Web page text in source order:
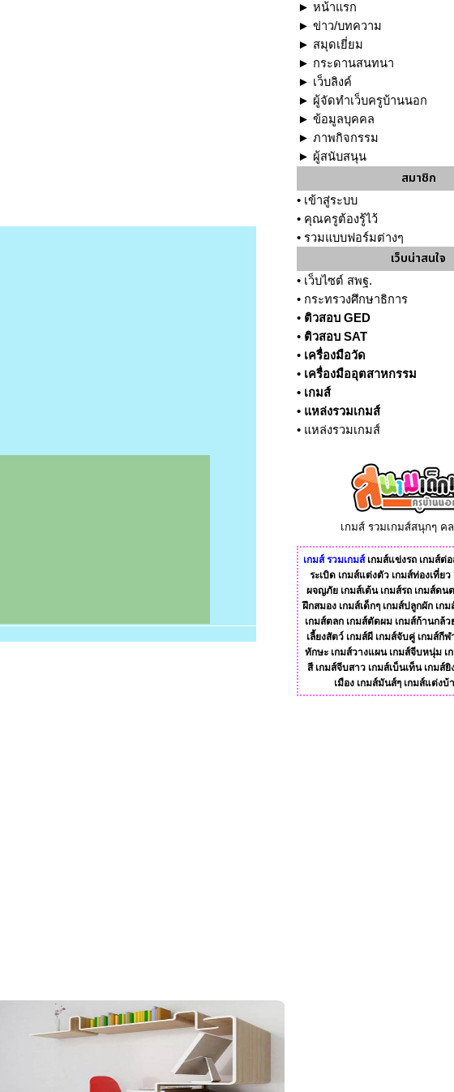
► หน้าแรก
► ข่าว/บทความ
► สมุดเยี่ยม
► กระดานสนทนา
► เว็บลิงค์
► ผู้จัดทำเว็บครูบ้านนอก
► ข้อมูลบุคคล
► ภาพกิจกรรม
► ผู้สนับสนุน
สมาชิก
• เข้าสู่ระบบ
• คุณครูต้องรู้ไว้
• รวมแบบฟอร์มต่างๆ
เว็บน่าสนใจ
• เว็บไซต์ สพฐ.
• กระทรวงศึกษาธิการ
• ติวสอบ GED
• ติวสอบ SAT
• เครื่องมือวัด
• เครื่องมืออุตสาหกรรม
• เกมส์
• แหล่งรวมเกมส์
• แหล่งรวมเกมส์
เกมส์ รวมเกมส์สนุกๆ ค
เกมส์ รวมเกมส์ เกมส์แข่งรถ เกมส์ต่อ
ระเบิด เกมส์แต่งตัว เกมส์ท่องเที่ยว
ผจญภัย เกมส์เต้น เกมส์รถ เกมส์ดน
ฝึกสมอง เกมส์เด็กๆ เกมส์ปลูกผัก เก
เกมส์ตลก เกมส์ตัดผม เกมส์ก้านกล้ว
เลี้ยงสัตว์ เกมส์ผี เกมส์จับคู่ เกมส์กีฬ
ทักษะ เกมส์วางแผน เกมส์จีบหนุ่ม เ
สี เกมส์จีบสาว เกมส์เบ็นเท็น เกมส์ยิ
เมือง เกมส์มันส์ๆ เกมส์แต่งบ้